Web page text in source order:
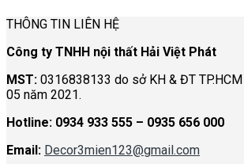
THÔNG TIN LIÊN HỆ
Công ty TNHH nội thất Hải Việt Phát
MST: 0316838133 do sở KH & ĐT
05 năm 2021.
Hotline: 0934 933 555 – 0935 656 000
Email: Decor3mien123@gmail.com